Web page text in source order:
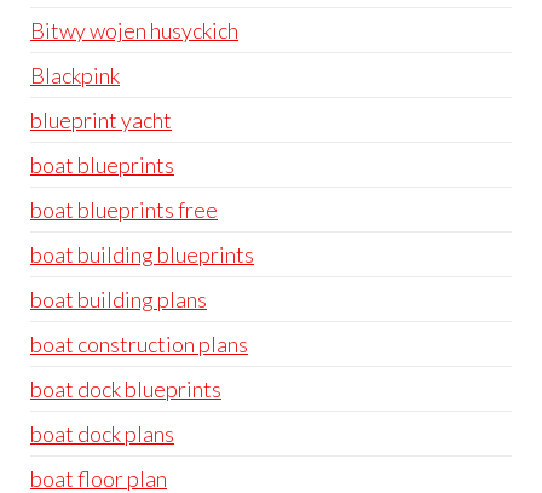
Bitwy wojen husyckich
Blackpink
blueprint yacht
boat blueprints
boat blueprints free
boat building blueprints
boat building plans
boat construction plans
boat dock blueprints
boat dock plans
boat floor plan